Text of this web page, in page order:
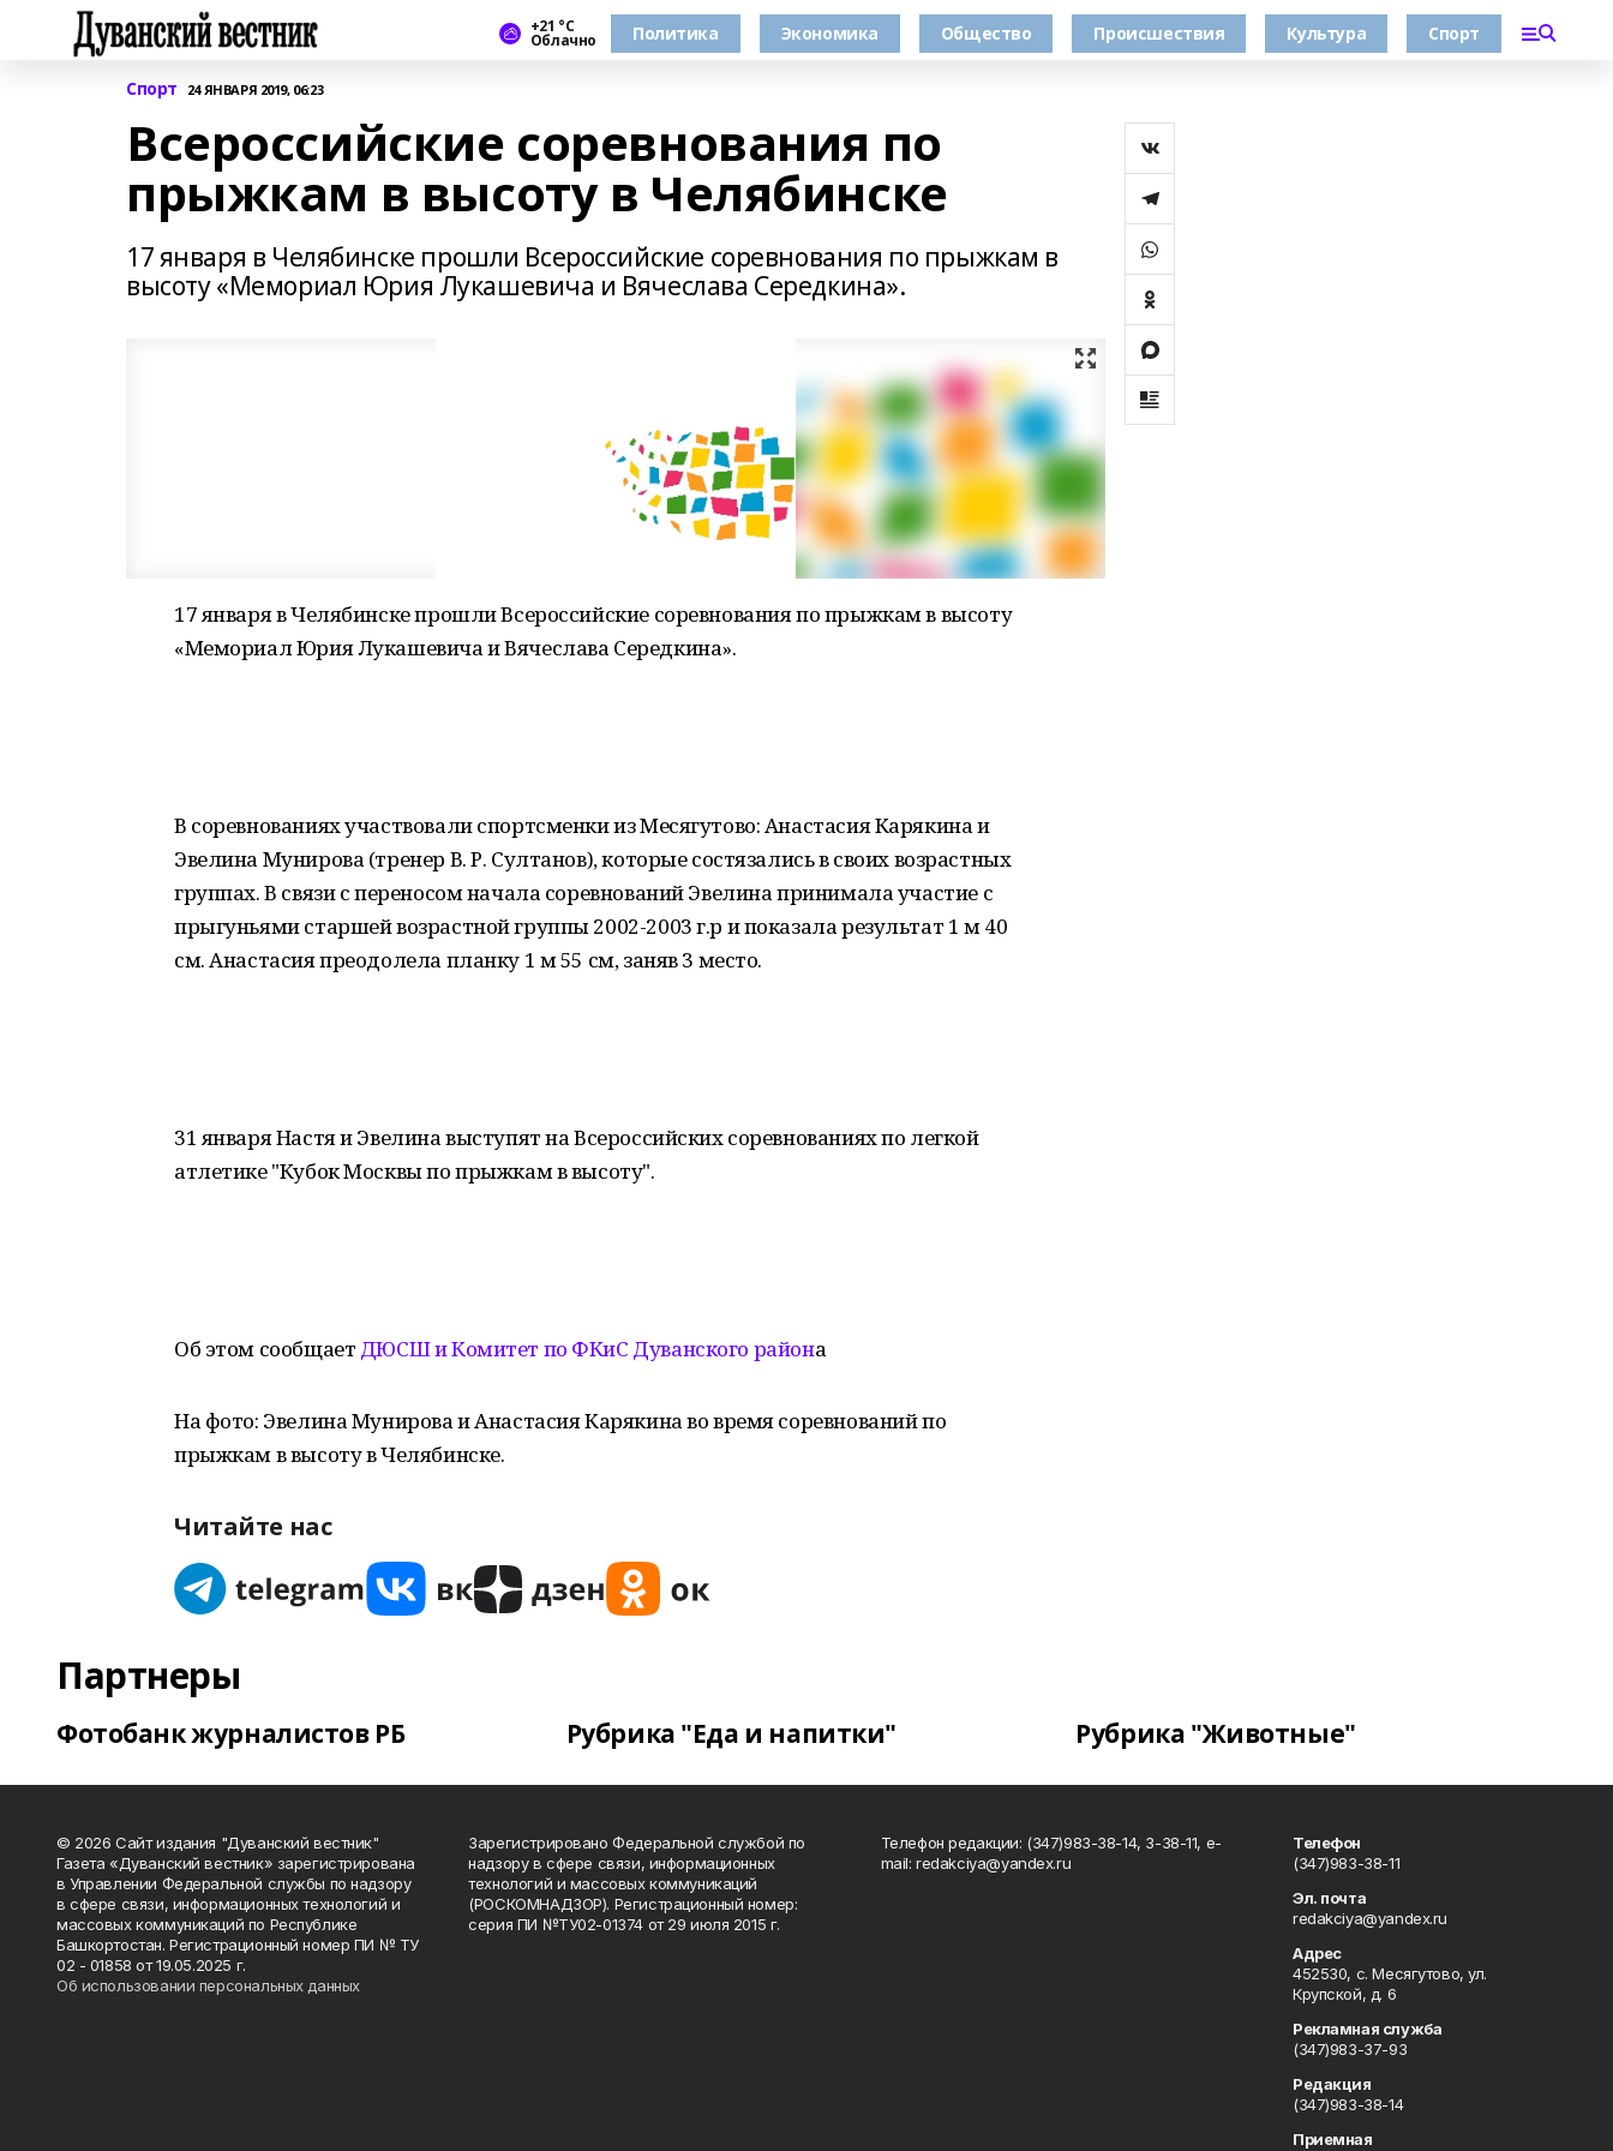
+21 °С
Облачно Политика Экономика Общество Происшествия Культура Спорт
Спорт 24 ЯНВАРЯ 2019, 06:23
Всероссийские соревнования по
прыжкам в высоту в Челябинске
17 января в Челябинске прошли Всероссийские соревнования по прыжкам в
высоту «Мемориал Юрия Лукашевича и Вячеслава Середкина».
17 января в Челябинске прошли Всероссийские соревнования по прыжкам в высоту
«Мемориал Юрия Лукашевича и Вячеслава Середкина».
В соревнованиях участвовали спортсменки из Месягутово: Анастасия Карякина и
Эвелина Мунирова (тренер В. Р. Султанов), которые состязались в своих возрастных
группах. В связи с переносом начала соревнований Эвелина принимала участие с
прыгуньями старшей возрастной группы 2002-2003 г.р и показала результат 1 м 40
см. Анастасия преодолела планку 1 м 55 см, заняв 3 место.
31 января Настя и Эвелина выступят на Всероссийских соревнованиях по легкой
атлетике "Кубок Москвы по прыжкам в высоту".
Об этом сообщает ДЮСШ и Комитет по ФКиС Дуванского района
На фото: Эвелина Мунирова и Анастасия Карякина во время соревнований по
прыжкам в высоту в Челябинске.
Читайте нас
Партнеры
Фотобанк журналистов РБ Рубрика "Еда и напитки" Рубрика "Животные"
© 2026 Сайт издания "Дуванский вестник"
Газета «Дуванский вестник» зарегистрирована
в Управлении Федеральной службы по надзору
в сфере связи, информационных технологий и
массовых коммуникаций по Республике
Башкортостан. Регистрационный номер ПИ № ТУ
02 - 01858 от 19.05.2025 г.
Об использовании персональных данных
Зарегистрировано Федеральной службой по
надзору в сфере связи, информационных
технологий и массовых коммуникаций
(РОСКОМНАДЗОР). Регистрационный номер:
серия ПИ №ТУ02-01374 от 29 июля 2015 г.
Телефон редакции: (347)983-38-14, 3-38-11, e-
mail: redakciya@yandex.ru
Телефон
(347)983-38-11
Эл. почта
redakciya@yandex.ru
Адрес
452530, с. Месягутово, ул.
Крупской, д. 6
Рекламная служба
(347)983-37-93
Редакция
(347)983-38-14
Приемная